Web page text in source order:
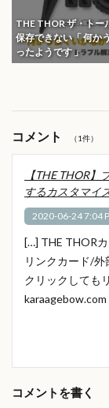
THE THOR ザ・トー
保存できない「 何か
ったようです 」
コメント （1件）
【THE THOR
するカスタマイ
2020-06-24 7:04
[…] THE THOR
リンクカード/
クリックしても
コメントを書く